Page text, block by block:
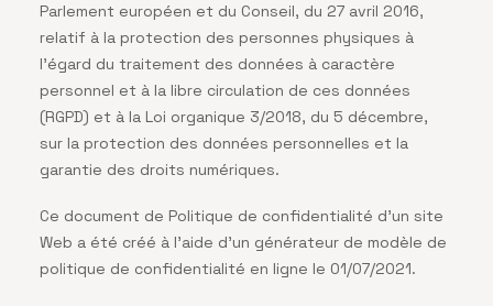
Parlement européen et du Conseil, du 27 avril 2016,
relatif à la protection des personnes physiques à
l’égard du traitement des données à caractère
personnel et à la libre circulation de ces données
(RGPD) et à la Loi organique 3/2018, du 5 décembre,
sur la protection des données personnelles et la
garantie des droits numériques.
Ce document de Politique de confidentialité d’un site
Web a été créé à l’aide d’un générateur de modèle de
politique de confidentialité en ligne le 01/07/2021.